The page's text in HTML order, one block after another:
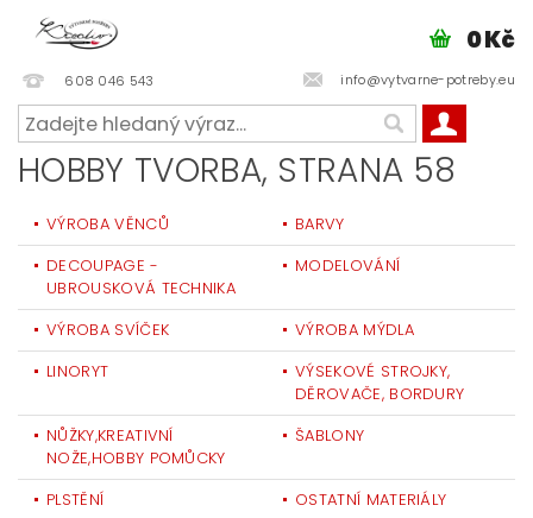
608 046 543 info@vytvarne-potreby.eu
0 Kč
HOBBY TVORBA, STRANA 58
VÝROBA VĚNCŮ
BARVY
DECOUPAGE -
UBROUSKOVÁ TECHNIKA
MODELOVÁNÍ
VÝROBA SVÍČEK
VÝROBA MÝDLA
LINORYT
VÝSEKOVÉ STROJKY,
DĚROVAČE, BORDURY
NŮŽKY,KREATIVNÍ
NOŽE,HOBBY POMŮCKY
ŠABLONY
PLSTĚNÍ
OSTATNÍ MATERIÁLY